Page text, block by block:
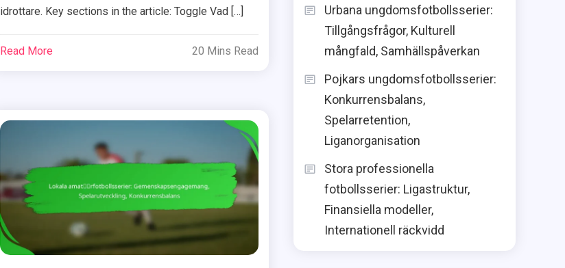
idrottare. Key sections in the article: Toggle Vad […]
Read More 20 Mins Read
Urbana ungdomsfotbollsserier:
Tillgångsfrågor, Kulturell
mångfald, Samhällspåverkan
Pojkars ungdomsfotbollsserier:
Konkurrensbalans,
Spelarretention,
Liganorganisation
Stora professionella
fotbollsserier: Ligastruktur,
Finansiella modeller,
Internationell räckvidd